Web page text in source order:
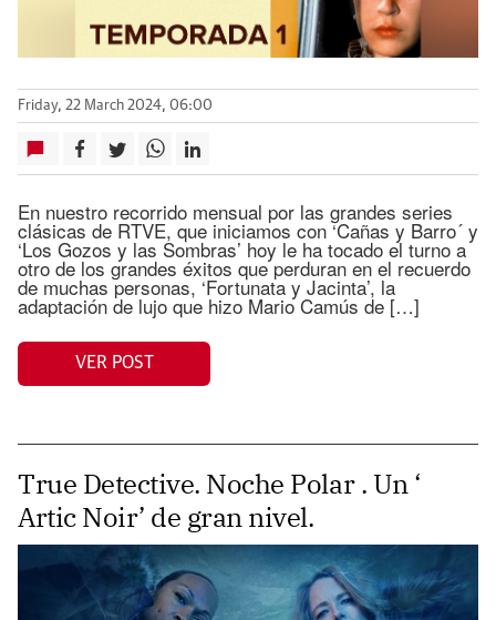
Friday, 22 March 2024, 06:00
En nuestro recorrido mensual por las grandes series
clásicas de RTVE, que iniciamos con ‘Cañas y Barro´ y
‘Los Gozos y las Sombras’ hoy le ha tocado el turno a
otro de los grandes éxitos que perduran en el recuerdo
de muchas personas, ‘Fortunata y Jacinta’, la
adaptación de lujo que hizo Mario Camús de […]
VER POST
True Detective. Noche Polar . Un ‘
Artic Noir’ de gran nivel.